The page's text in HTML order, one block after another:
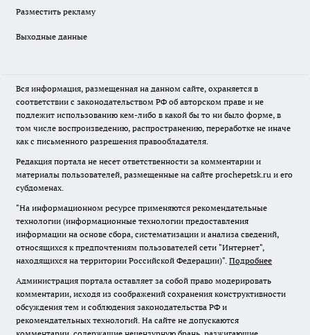
Разместить рекламу
Выходные данные
Вся информация, размещенная на данном сайте, охраняется в
соответствии с законодательством РФ об авторском праве и не
подлежит использованию кем-либо в какой бы то ни было форме, в
том числе воспроизведению, распространению, переработке не иначе
как с письменного разрешения правообладателя.
Редакция портала не несет ответственности за комментарии и
материалы пользователей, размещенные на сайте prochepetsk.ru и его
субдоменах.
"На информационном ресурсе применяются рекомендательные
технологии (информационные технологии предоставления
информации на основе сбора, систематизации и анализа сведений,
относящихся к предпочтениям пользователей сети "Интернет",
находящихся на территории Российской Федерации)". Подробнее
Администрация портала оставляет за собой право модерировать
комментарии, исходя из соображений сохранения конструктивности
обсуждения тем и соблюдения законодательства РФ и
рекомендательных технологий. На сайте не допускаются